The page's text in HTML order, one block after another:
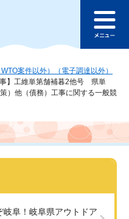
本文へ
ュ
案件以外）（電子調達以外）
事】工維単第舗補暮2他号 県単
）他（債務）工事に関する一般競
阜！岐阜県アウトドア